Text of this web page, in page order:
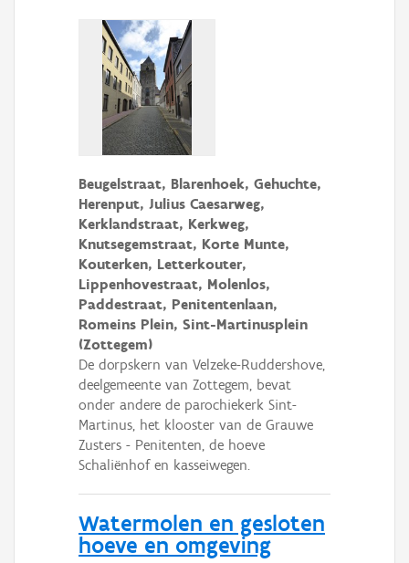
Beugelstraat, Blarenhoek, Gehuchte,
Herenput, Julius Caesarweg,
Kerklandstraat, Kerkweg,
Knutsegemstraat, Korte Munte,
Kouterken, Letterkouter,
Lippenhovestraat, Molenlos,
Paddestraat, Penitentenlaan,
Romeins Plein, Sint-Martinusplein
(Zottegem)
De dorpskern van Velzeke-Ruddershove,
deelgemeente van Zottegem, bevat
onder andere de parochiekerk Sint-
Martinus, het klooster van de Grauwe
Zusters - Penitenten, de hoeve
Schaliënhof en kasseiwegen.
Watermolen en gesloten
hoeve en omgeving